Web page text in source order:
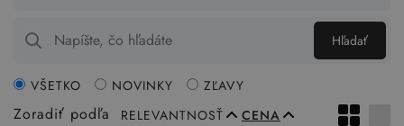
Hľadať
Zoradiť podľa RELEVANTNOSŤ CENA
VŠETKO NOVINKY ZĽAVY